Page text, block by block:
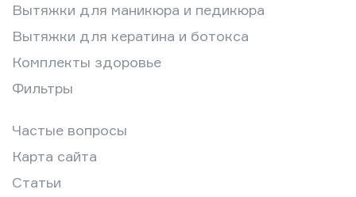
Вытяжки для маникюра и педикюра
Вытяжки для кератина и ботокса
Комплекты здоровье
Фильтры
Частые вопросы
Карта сайта
Статьи